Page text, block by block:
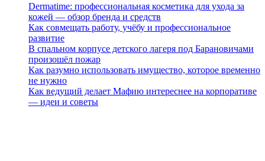
Dermatime: профессиональная косметика для ухода за
кожей — обзор бренда и средств
Как совмещать работу, учёбу и профессиональное
развитие
В спальном корпусе детского лагеря под Барановичами
произошёл пожар
Как разумно использовать имущество, которое временно
не нужно
Как ведущий делает Мафию интереснее на корпоративе
— идеи и советы